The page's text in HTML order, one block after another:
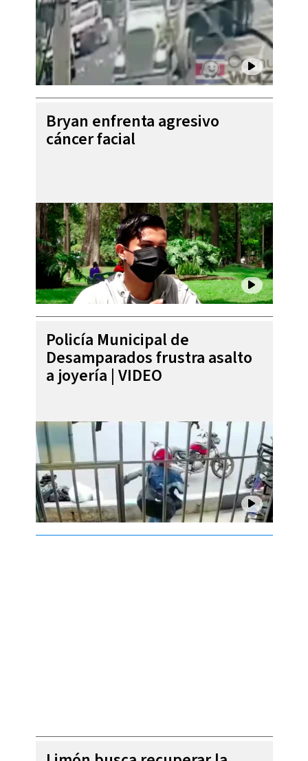
Bryan enfrenta agresivo
cáncer facial
Policía Municipal de
Desamparados frustra asalto
a joyería | VIDEO